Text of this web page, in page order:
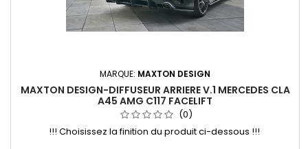
MARQUE: MAXTON DESIGN
MAXTON DESIGN-DIFFUSEUR ARRIERE V.1 MERCEDES CLA
A45 AMG C117 FACELIFT
(0)
!!! Choisissez la finition du produit ci-dessous !!!